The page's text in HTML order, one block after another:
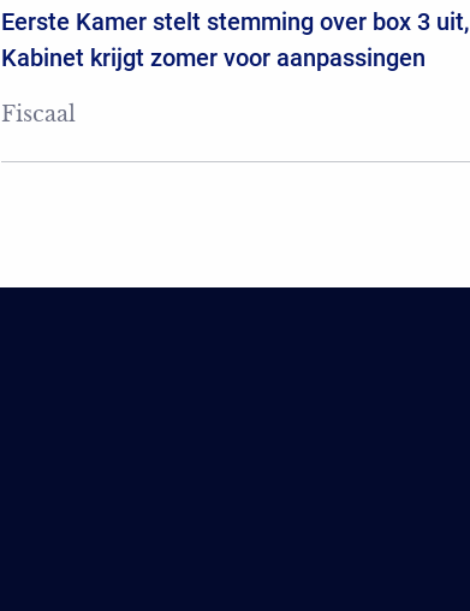
Eerste Kamer stelt stemming over box 3 uit,
Kabinet krijgt zomer voor aanpassingen
Fiscaal